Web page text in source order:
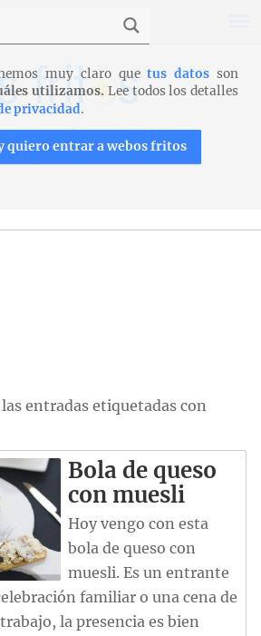
jamón york
entradas etiquetadas con
Bola de queso
con muesli
Hoy vengo con esta
bola de queso con
muesli. Es un entrante
familiar o una cena de
la presencia es bien
muy claro quetus datos son
utilizamos. Lee todos los detalles
privacidad.
quiero entrar a webos fritos